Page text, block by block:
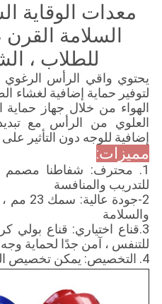
معدات الوقاية
السلامة
للطلاب ،
يحتوي واقي الرأس الرغوي
لتوفير حماية إضافية لغشاء
الهواء من خلال جهاز
العلوي من الرأس مع
إضافية للوجه دون التأثير
مميزات:
1. محترف: شفاطنا مصمم
للتدريب والمنافسة
2-جودة
والسلامة
3.قناع اختياري: قناع بولي
للتنفس ، آمن جدًا لحماية
4. التخصيص: يمكن تخصيص اللون / الشعار